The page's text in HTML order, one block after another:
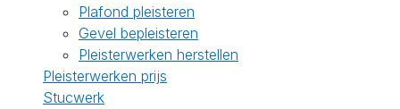
Plafond pleisteren
Gevel bepleisteren
Pleisterwerken herstellen
Pleisterwerken prijs
Stucwerk